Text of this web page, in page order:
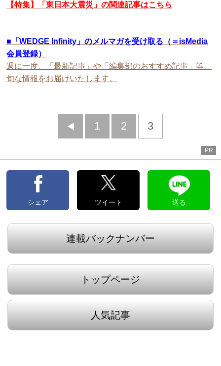
【特集】「東日本大震災」の関連記事はこちら
■ 「WEDGE Infinity」のメルマガを受け取る（＝isMedia
会員登録）
週に一度、「最新記事」や「編集部のおすすめ記事」等、
旬な情報をお届けいたします。
前
1 2 3
PR
シェア ツイート 送る
連載バックナンバー
トップページ
人気記事